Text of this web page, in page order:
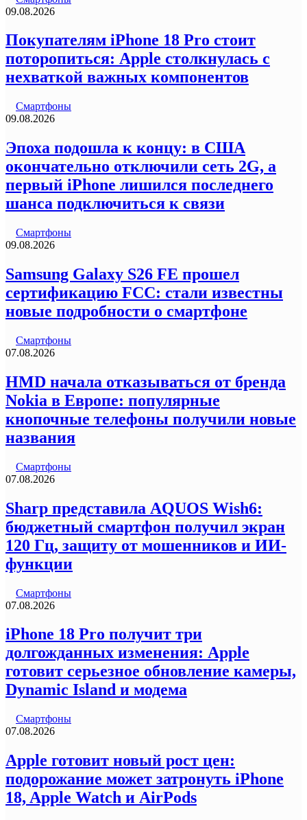
09.08.2026
Покупателям iPhone 18 Pro стоит
поторопиться: Apple столкнулась с
нехваткой важных компонентов
Смартфоны
09.08.2026
Эпоха подошла к концу: в США
окончательно отключили сеть 2G, а
первый iPhone лишился последнего
шанса подключиться к связи
Смартфоны
09.08.2026
Samsung Galaxy S26 FE прошел
сертификацию FCC: стали известны
новые подробности о смартфоне
Смартфоны
07.08.2026
HMD начала отказываться от бренда
Nokia в Европе: популярные
кнопочные телефоны получили новые
названия
Смартфоны
07.08.2026
Sharp представила AQUOS Wish6:
бюджетный смартфон получил экран
120 Гц, защиту от мошенников и ИИ-
функции
Смартфоны
07.08.2026
iPhone 18 Pro получит три
долгожданных изменения: Apple
готовит серьезное обновление камеры,
Dynamic Island и модема
Смартфоны
07.08.2026
Apple готовит новый рост цен:
подорожание может затронуть iPhone
18, Apple Watch и AirPods